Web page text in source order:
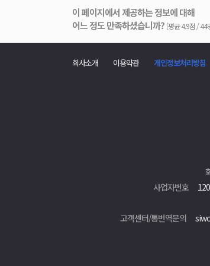
이 페이지에서 제공하는 정보에 대해
어느 정도 만족하셨습니까? [평균 4.9점 / 44
회사소개 이용약관 개인정보처리방침
사업자번호
고객센터/통번역문의